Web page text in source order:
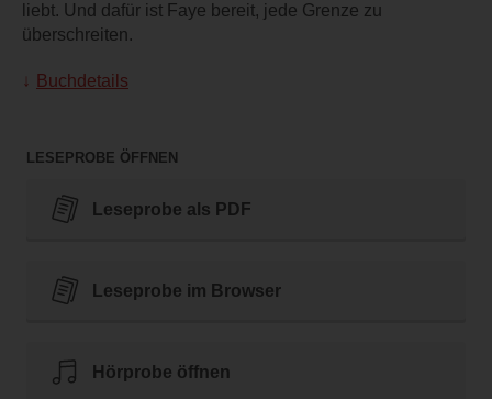
liebt. Und dafür ist Faye bereit, jede Grenze zu
überschreiten.
Buchdetails
LESEPROBE ÖFFNEN
Leseprobe als PDF
Leseprobe im Browser
Hörprobe öffnen